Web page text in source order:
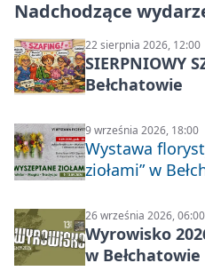
Nadchodzące
22 sierpnia 2026, 12:00
SIERPNIOWY
Bełchatowie
9 września 2026, 18:00
Wystawa
ziołami” w
26 września 2026, 06:00
Wyrowisko
w Bełchatowie